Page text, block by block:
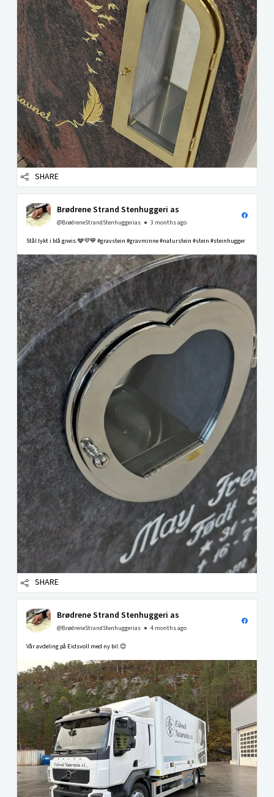
SHARE
Brødrene Strand Stenhuggeri as
@BrødreneStrandStenhuggerias 3 months ago
Stål lykt i blå gneis.🩶💜💙 #gravstein #gravminne #naturstein #stein #steinhugger
SHARE
Brødrene Strand Stenhuggeri as
@BrødreneStrandStenhuggerias 4 months ago
Vår avdeling på Eidsvoll med ny bil.😊